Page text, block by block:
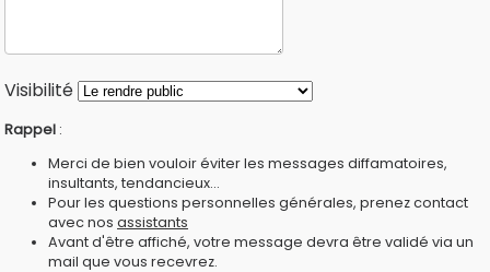
Visibilité
Rappel :
Merci de bien vouloir éviter les messages diffamatoires,
insultants, tendancieux...
Pour les questions personnelles générales, prenez contact
avec nos assistants
Avant d'être affiché, votre message devra être validé via un
mail que vous recevrez.